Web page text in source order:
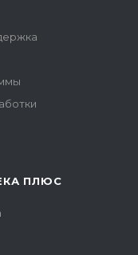
ПЛЮС